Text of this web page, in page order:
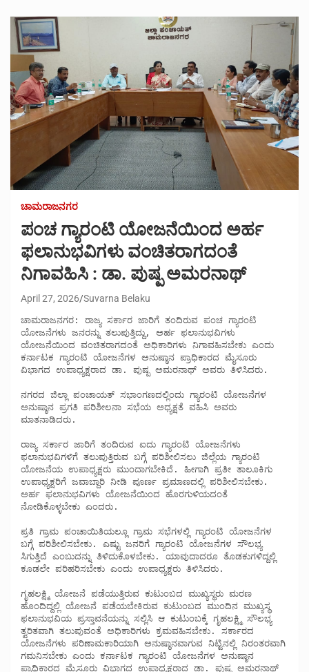
ಚಾಮರಾಜನಗರ
ಪಂಚ ಗ್ಯಾರಂಟಿ ಯೋಜನೆಯಿಂದ ಅರ್ಹ
ಫಲಾನುಭವಿಗಳು ವಂಚಿತರಾಗದಂತೆ
ನಿಗಾವಹಿಸಿ : ಡಾ. ಪುಷ್ಪ ಅಮರನಾಥ್
April 27, 2026 Suvarna Belaku
ಚಾಮರಾಜನಗರ: ರಾಜ್ಯ ಸರ್ಕಾರ ಜಾರಿಗೆ ತಂದಿರುವ ಪಂಚ ಗ್ಯಾರಂಟಿ
ಯೋಜನೆಗಳು ಜನರನ್ನು ತಲುಪುತ್ತಿದ್ದು, ಅರ್ಹ ಫಲಾನುಭವಿಗಳು
ಯೋಜನೆಯಿಂದ ವಂಚಿತರಾಗದಂತೆ ಅಧಿಕಾರಿಗಳು ನಿಗಾವಹಿಸಬೇಕು ಎಂದು
ಕರ್ನಾಟಕ ಗ್ಯಾರಂಟಿ ಯೋಜನೆಗಳ ಅನುಷ್ಠಾನ ಪ್ರಾಧಿಕಾರದ ಮೈಸೂರು
ವಿಭಾಗದ ಉಪಾಧ್ಯಕ್ಷರಾದ ಡಾ. ಪುಷ್ಪ ಅಮರನಾಥ್ ಅವರು ತಿಳಿಸಿದರು.
ನಗರದ ಜಿಲ್ಲಾ ಪಂಚಾಯತ್ ಸಭಾಂಗಣದಲ್ಲಿಂದು ಗ್ಯಾರಂಟಿ ಯೋಜನೆಗಳ
ಅನುಷ್ಠಾನ ಪ್ರಗತಿ ಪರಿಶೀಲನಾ ಸಭೆಯ ಅಧ್ಯಕ್ಷತೆ ವಹಿಸಿ ಅವರು
ಮಾತನಾಡಿದರು.
ರಾಜ್ಯ ಸರ್ಕಾರ ಜಾರಿಗೆ ತಂದಿರುವ ಐದು ಗ್ಯಾರಂಟಿ ಯೋಜನೆಗಳು
ಫಲಾನುಭವಿಗಳಿಗೆ ತಲುಪುತ್ತಿರುವ ಬಗ್ಗೆ ಪರಿಶೀಲಿಸಲು ಜಿಲ್ಲೆಯ ಗ್ಯಾರಂಟಿ
ಯೋಜನೆಯ ಉಪಾಧ್ಯಕ್ಷರು ಮುಂದಾಗಬೇಕಿದೆ. ಹೀಗಾಗಿ ಪ್ರತೀ ತಾಲೂಕಿಗು
ಉಪಾಧ್ಯಕ್ಷರಿಗೆ ಜವಾಬ್ದಾರಿ ನೀಡಿ ಪೂರ್ಣ ಪ್ರಮಾಣದಲ್ಲಿ ಪರಿಶೀಲಿಸಬೇಕು.
ಅರ್ಹ ಫಲಾನುಭವಿಗಳು ಯೋಜನೆಯಿಂದ ಹೊರಗುಳಿಯದಂತೆ
ನೋಡಿಕೊಳ್ಳಬೇಕು ಎಂದರು.
ಪ್ರತಿ ಗ್ರಾಮ ಪಂಚಾಯಿತಿಯಲ್ಲೂ ಗ್ರಾಮ ಸಭೆಗಳಲ್ಲಿ ಗ್ಯಾರಂಟಿ ಯೋಜನೆಗಳ
ಬಗ್ಗೆ ಪರಿಶೀಲಿಸಬೇಕು. ಎಷ್ಟು ಜನರಿಗೆ ಗ್ಯಾರಂಟಿ ಯೋಜನೆಗಳ ಸೌಲಭ್ಯ
ಸಿಗುತ್ತಿದೆ ಎಂಬುದನ್ನು ತಿಳಿದುಕೊಳಬೇಕು. ಯಾವುದಾದರೂ ತೊಡಕುಗಳಿದ್ದಲ್ಲಿ
ಕೂಡಲೇ ಪರಿಹರಿಸಬೇಕು ಎಂದು ಉಪಾಧ್ಯಕ್ಷರು ತಿಳಿಸಿದರು.
ಗೃಹಲಕ್ಷ್ಮಿ ಯೋಜನೆ ಪಡೆಯುತ್ತಿರುವ ಕುಟುಂಬದ ಮುಖ್ಯಸ್ಥರು ಮರಣ
ಹೊಂದಿದ್ದಲ್ಲಿ ಯೋಜನೆ ಪಡೆಯಬೇಕಿರುವ ಕುಟುಂಬದ ಮುಂದಿನ ಮುಖ್ಯಸ್ಥ
ಫಲಾನುಭವಿಯ ಪ್ರಸ್ತಾವನೆಯನ್ನು ಸಲ್ಲಿಸಿ ಆ ಕುಟುಂಬಕ್ಕೆ ಗೃಹಲಕ್ಷ್ಮಿ ಸೌಲಭ್ಯ
ತ್ವರಿತವಾಗಿ ತಲುಪುವಂತೆ ಅಧಿಕಾರಿಗಳು ಕ್ರಮವಹಿಸಬೇಕು. ಸರ್ಕಾರದ
ಯೋಜನೆಗಳು ಪರಿಣಾಮಕಾರಿಯಾಗಿ ಅನುಷ್ಠಾನವಾಗುವ ನಿಟ್ಟಿನಲ್ಲಿ ನಿರಂತರವಾಗಿ
ಗಮನಿಸಬೇಕು ಎಂದು ಕರ್ನಾಟಕ ಗ್ಯಾರಂಟಿ ಯೋಜನೆಗಳ ಅನುಷ್ಠಾನ
ಪ್ರಾಧಿಕಾರದ ಮೈಸೂರು ವಿಭಾಗದ ಉಪಾಧ್ಯಕ್ಷರಾದ ಡಾ. ಪುಷ್ಪ ಅಮರನಾಥ್